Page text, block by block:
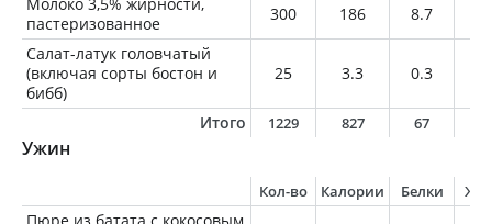
пастеризованное
300 186 8.7
Салат-латук головчатый
(включая сорты бостон и
бибб)
25 3.3 0.3
Итого 1229 827 67
Ужин
Кол-во Калории Белки